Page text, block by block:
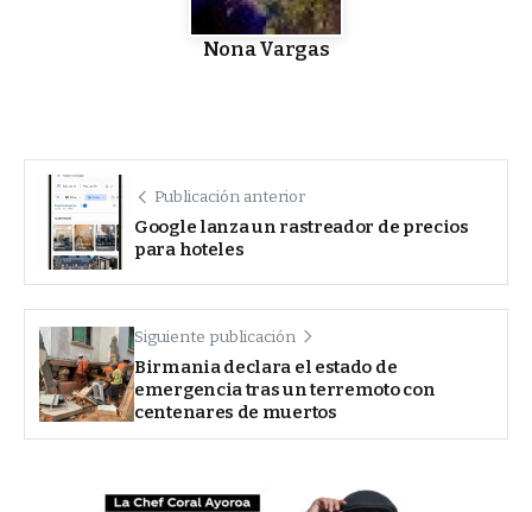
Nona Vargas
Publicación anterior
Google lanza un rastreador de precios
para hoteles
Siguiente publicación
Birmania declara el estado de
emergencia tras un terremoto con
centenares de muertos